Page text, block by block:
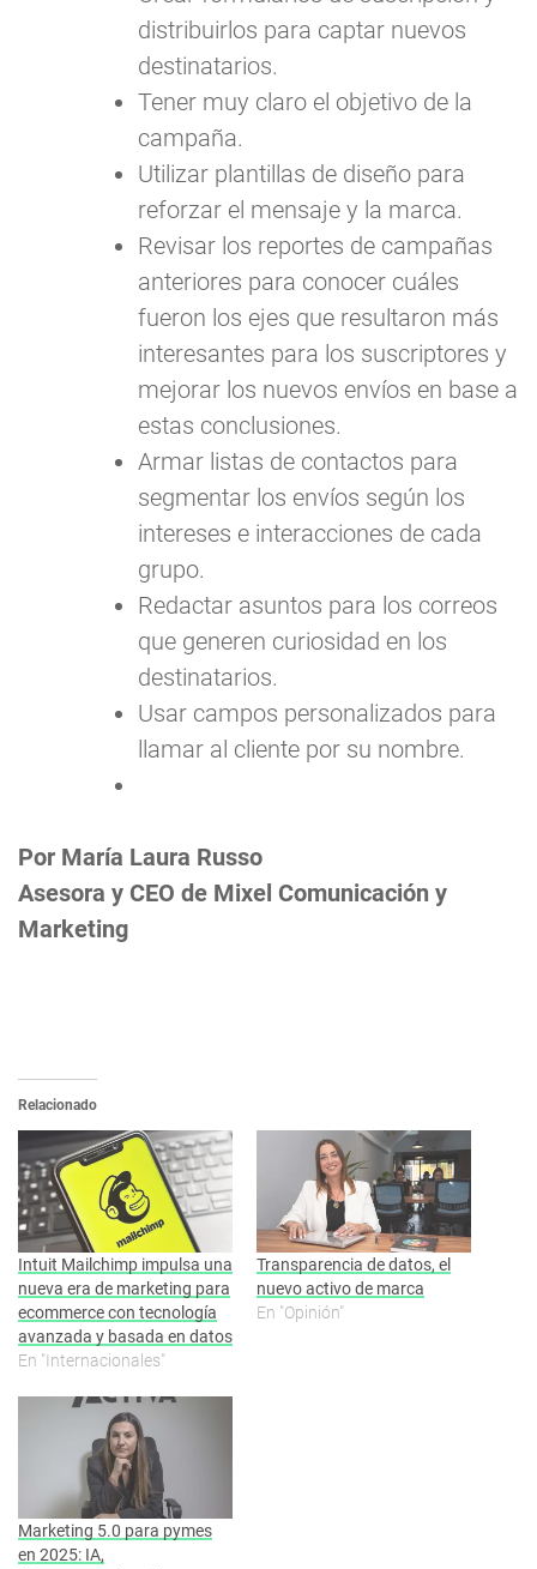
distribuirlos para captar nuevos
destinatarios.
Tener muy claro el objetivo de la
campaña.
Utilizar plantillas de diseño para
reforzar el mensaje y la marca.
Revisar los reportes de campañas
anteriores para conocer cuáles
fueron los ejes que resultaron más
interesantes para los suscriptores y
mejorar los nuevos envíos en base a
estas conclusiones.
Armar listas de contactos para
segmentar los envíos según los
intereses e interacciones de cada
grupo.
Redactar asuntos para los correos
que generen curiosidad en los
destinatarios.
Usar campos personalizados para
llamar al cliente por su nombre.
Por María Laura Russo
Asesora y CEO de Mixel Comunicación y
Marketing
Relacionado
Intuit Mailchimp impulsa una
nueva era de marketing para
ecommerce con tecnología
avanzada y basada en datos
En "Internacionales"
Transparencia de datos, el
nuevo activo de marca
En "Opinión"
Marketing 5.0 para pymes
en 2025: IA,